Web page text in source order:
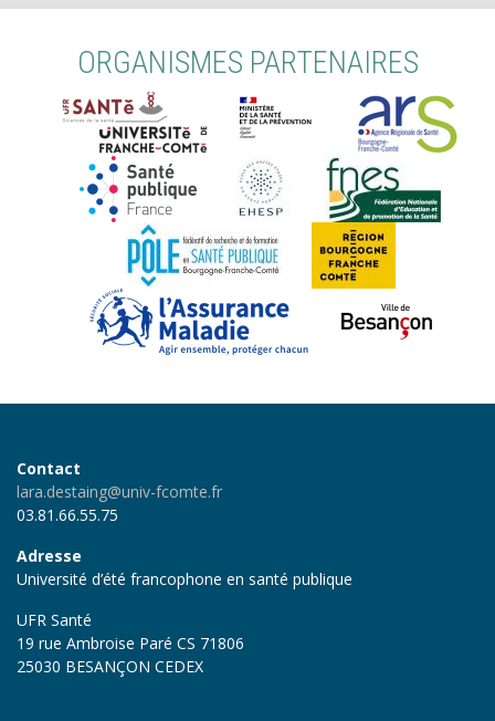
ORGANISMES PARTENAIRES
Contact
lara.destaing@univ-fcomte.fr
03.81.66.55.75
Adresse
Université d’été francophone en santé publique
UFR Santé
19 rue Ambroise Paré CS 71806
25030 BESANÇON CEDEX